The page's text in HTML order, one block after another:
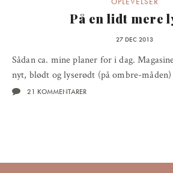
På en lidt mere
27 DEC 2013
Sådan ca. mine planer for i dag.
nyt, blødt og lyserødt (på ombre-
21 KOMMENTARER